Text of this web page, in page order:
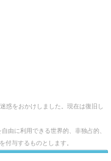
をおかけしました。現在は復旧し
由に利用できる世界的、非独占的、
付与するものとします。